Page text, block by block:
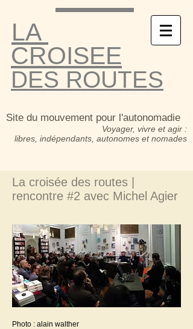
LA
CROISEE
DES ROUTES
Site du mouvement pour l'autonomadie
Voyager, vivre et agir :
libres, indépendants, autonomes et nomades
La croisée des routes |
rencontre #2 avec Michel Agier
Photo : alain walther